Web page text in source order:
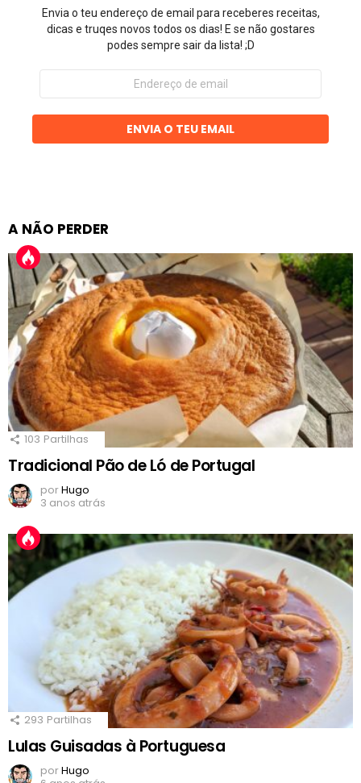
Envia o teu endereço de email para receberes receitas,
dicas e truqes novos todos os dias! E se não gostares
podes sempre sair da lista! ;D
Endereço
email
ENVIA O TEU EMAIL
A NÃO PERDER
103 Partilhas
Tradicional Pão de Ló de Portugal
porHugo
3 anos atrás
293 Partilhas
Lulas Guisadas à Portuguesa
porHugo